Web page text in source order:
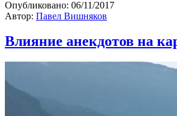
Опубликовано: 06/11/2017
Автор: Павел Вишняков
Влияние анекдотов на